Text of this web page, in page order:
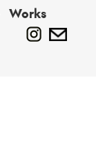
Works